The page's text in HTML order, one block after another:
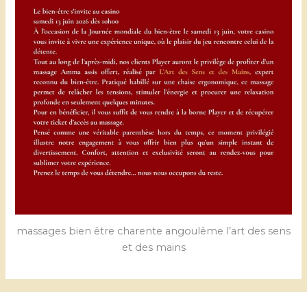
massages bien être charente angoulême l’art des sens
et des mains